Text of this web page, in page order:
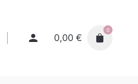
0,00 €
0